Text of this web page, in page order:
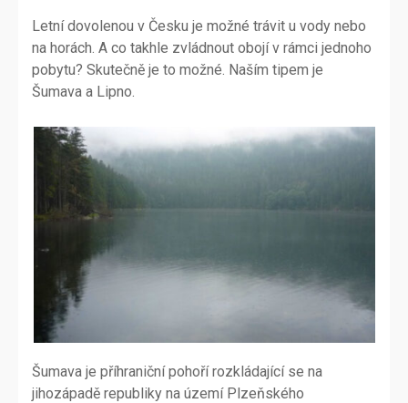
Letní dovolenou v Česku je možné trávit u vody nebo
na horách. A co takhle zvládnout obojí v rámci jednoho
pobytu? Skutečně je to možné. Naším tipem je
Šumava a Lipno.
Šumava je příhraniční pohoří rozkládající se na
jihozápadě republiky na území Plzeňského